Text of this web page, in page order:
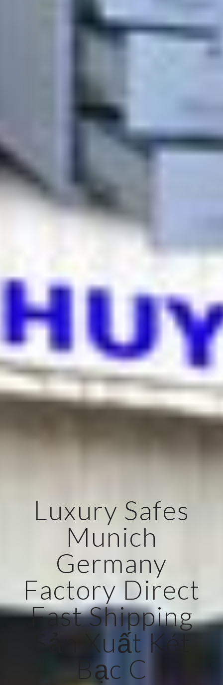
Luxury Safes
Munich
Germany
Factory Direct
Fast Shipping
Sản Xuất Két
Bạc C